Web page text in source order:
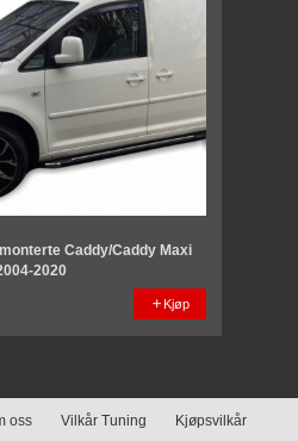
Caddy/Caddy Maxi
2020
Kjøp
oss Vilkår Tuning Kjøpsvilkår